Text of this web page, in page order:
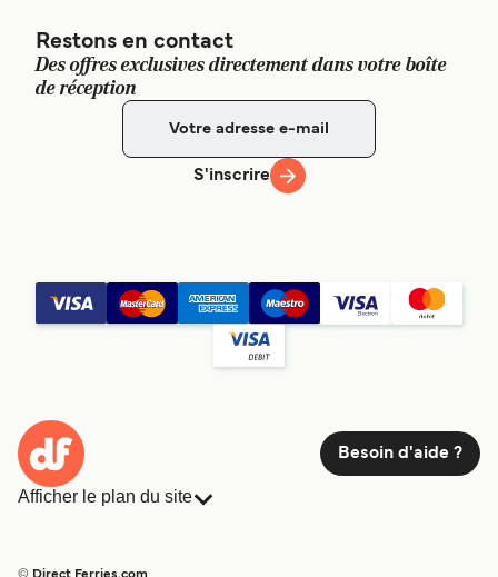
Restons en contact
Des offres exclusives directement dans votre boîte
de réception
S'inscrire
Besoin d'aide ?
Afficher le plan du site
Pays